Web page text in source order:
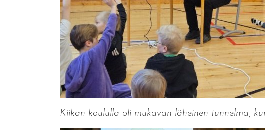
Kiikan koululla oli mukavan läheinen tunnelma,